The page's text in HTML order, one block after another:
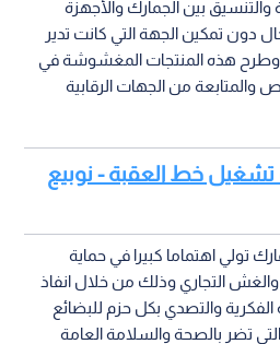
والتنسيق بين الجمارك والأجهزة
حال دون تمكين الجهة التي كانت تدير
وطرح هذه المنتجات المغشوشة في
من الجهات الرقابية
تشغيل خط العقبة - نوبيع
تولي اهتماما كبيرا في حماية
والغش التجاري وذلك من خلال انفاذ
الفكرية والتصدي بكل حزم للبضائع
تضر بالصحة والسلامة العامة